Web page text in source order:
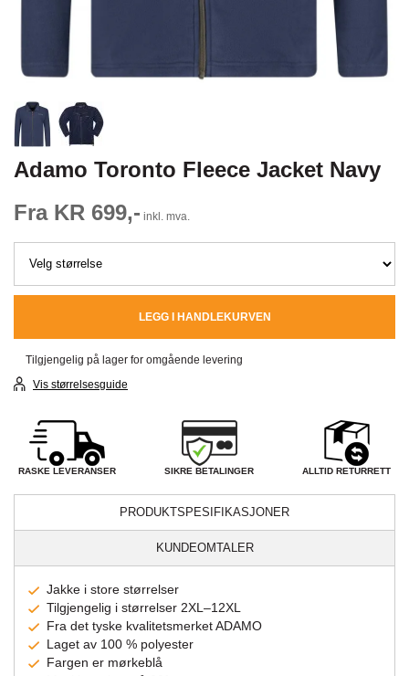
Adamo Toronto Fleece Jacket Navy
Fra KR 699,- inkl. mva.
LEGG I HANDLEKURVEN
Tilgjengelig på lager for omgående levering
Vis størrelsesguide
RASKE LEVERANSER SIKRE BETALINGER ALLTID RETURRETT
PRODUKTSPESIFIKASJONER
KUNDEOMTALER
Jakke i store størrelser
Tilgjengelig i størrelser 2XL–12XL
Fra det tyske kvalitetsmerket ADAMO
Laget av 100 % polyester
Fargen er mørkeblå